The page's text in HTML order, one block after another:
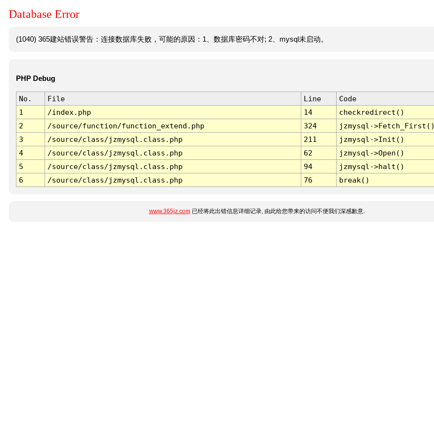
Database Error
(1040) 365建站错误警告：连接数据库失败，可能的原因：1、数据库密码不对; 2、mysql未启动。
PHP Debug
No. File Line
Code
1
/index.php 14
checkredirect()
2
/source/function/function_extend.php 324
jzmysql-
3
/source/class/jzmysql.class.php 211
jzmysql->Init()
4
/source/class/jzmysql.class.php 62
jzmysql->Open()
5
/source/class/jzmysql.class.php 94
jzmysql->halt()
6
/source/class/jzmysql.class.php 76 break()
www.365jz.com已经将此出错信息详细记录, 由此给您带来的访问不便我们深感歉意.